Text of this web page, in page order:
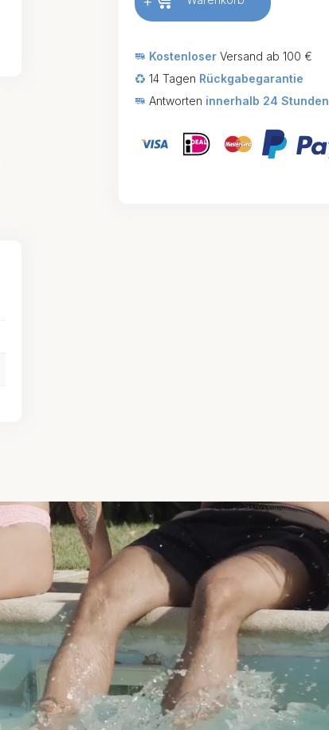
Kostenloser Versand ab 100 €
14 Tagen Rückgabegarantie
Antworten innerhalb 24 Stunden